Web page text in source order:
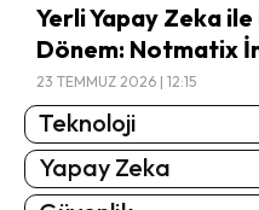
Yerli Yapay Zeka
Dönem: Notmatix
23 TEMMUZ 2026 | 12:15
Teknoloji
Yapay Zeka